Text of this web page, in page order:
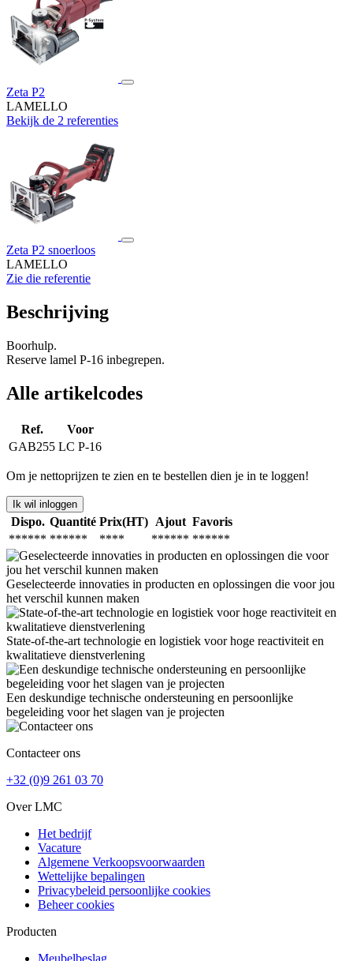
Zeta P2
LAMELLO
Bekijk de 2 referenties
Zeta P2 snoerloos
LAMELLO
Zie die referentie
Beschrijving
Boorhulp.
Reserve lamel P-16 inbegrepen.
Alle artikelcodes
Ref.
Voor
GAB255 LC P-16
Om je nettoprijzen te zien en te bestellen dien je in te loggen!
Ik wil inloggen
Dispo. Quantité Prix(HT) Ajout Favoris
****** ****** **** ****** ******
Geselecteerde innovaties in producten en oplossingen die voor jou
het verschil kunnen maken
State-of-the-art technologie en logistiek voor hoge reactiviteit en
kwalitatieve dienstverlening
Een deskundige technische ondersteuning en persoonlijke
begeleiding voor het slagen van je projecten
Contacteer ons
+32 (0)9 261 03 70
Over LMC
Het bedrijf
Vacature
Algemene Verkoopsvoorwaarden
Wettelijke bepalingen
Privacybeleid persoonlijke cookies
Beheer cookies
Producten
Meubelbeslag